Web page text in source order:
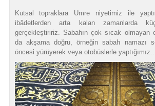
Kutsal topraklara Umre niyetimiz ile
ibâdetlerden arta kalan zamanlarda
gerçekleştiririz. Sabahın çok sıcak olmayan
da akşama doğru, örneğin sabah namazı
öncesi yürüyerek veya otobüslerle